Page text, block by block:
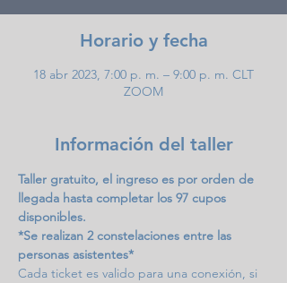
Horario y fecha
18 abr 2023, 7:00 p. m. – 9:00 p. m. CLT
ZOOM
Información del taller
Taller gratuito, el ingreso es por orden de
llegada hasta completar los 97 cupos
disponibles.
*Se realizan 2 constelaciones entre las
personas asistentes*
Cada ticket es valido para una conexión, si